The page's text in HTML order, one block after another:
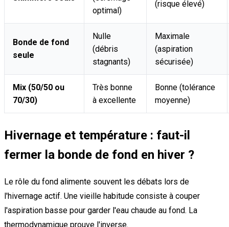
optimal)
(risque élevé)
Bonde de fond
seule
Nulle
(débris
stagnants)
Maximale
(aspiration
sécurisée)
Mix (50/50 ou
70/30)
Très bonne
à excellente
Bonne (tolérance
moyenne)
Hivernage et température : faut-il
fermer la bonde de fond en hiver ?
Le rôle du fond alimente souvent les débats lors de
l'hivernage actif. Une vieille habitude consiste à couper
l'aspiration basse pour garder l'eau chaude au fond. La
thermodynamique prouve l'inverse.